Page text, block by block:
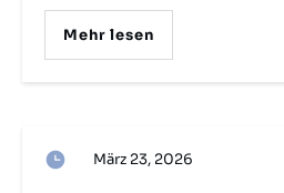
Mehr lesen
März 23, 2026